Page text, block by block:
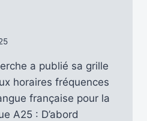
a publié sa grille
horaires fréquences
française pour la
A25 : D’abord